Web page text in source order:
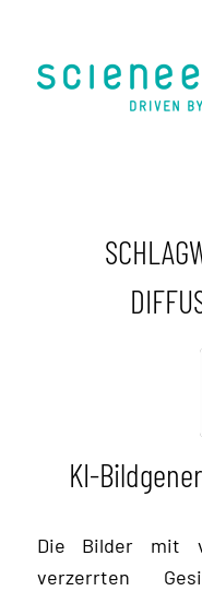
KI-
Die Bilder mit
verzerrten